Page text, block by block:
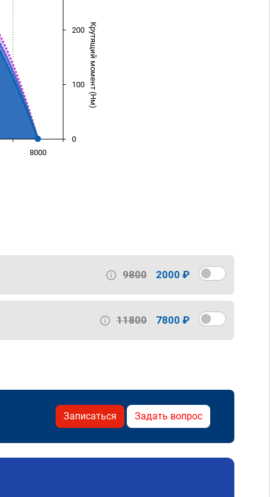
Крутящий момент (Нм)
8000
0
100
200
9800 2000 ₽
11800 7800 ₽
Записаться Задать вопрос